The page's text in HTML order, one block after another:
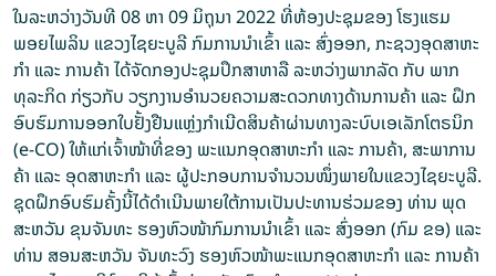
ໃນລະຫວ່າງ​ວັນ​ທີ 08 ຫາ 09 ມິ​ຖຸ​ນາ 2022 ທີ່ຫ້ອງປະຊຸມ​ຂອງ ໂຮງ​ແຮມ
ພອຍ​ໄພ​ລິນ ແຂວງ​ໄຊ​ຍະ​ບູ​ລີ ກົມ​ການ​ນຳ​ເຂົ້າ ແລະ ສົ່ງ​ອອກ, ກະ​ຊວງ​ອຸດ​ສາ​ຫະ​
ກຳ ແລະ ການ​ຄ້າ ໄດ້ຈັດກອງປະຊຸມປຶກສາຫາລື ລະຫວ່າງພາກລັດ ກັບ ພາກ
ທຸລະກິດ ກ່ຽວກັບ ວຽກ​ງານ​ອຳ​ນວຍ​ຄວາມ​ສະ​ດວກ​ທາງ​ດ້ານ​ການ​ຄ້າ ແລະ ຝຶກ
ອົບຮົມການອອກໃບຢັ້ງຢືນແຫຼ່ງກໍາເນີດສິນຄ້າຜ່ານທາງລະບົບເອເລັກໂຕຣນິກ
(e-CO) ໃຫ້​​ແກ່​ເຈົ້າ​ໜ້າ​ທີ່​ຂອງ ພະ​ແນກ​ອຸດ​ສາ​ຫະ​ກຳ ແລະ ການ​ຄ້າ, ສະ​ພາ​ການ​
ຄ້າ ແລະ ອຸດ​ສາ​ຫະກຳ ແລະ ຜູ້​ປະ​ກອບ​ການ​ຈຳ​ນວນ​ໜຶ່ງ​ພາຍ​ໃນ​ແຂວງໄຊ​ຍະ​ບູ​ລີ.
ຊຸດຝຶກອົບຮົມຄັ້ງ​ນີ້ໄດ້ດຳເນີນພາຍໃຕ້ການເປັນປະທານ​ຮ່ວມຂອງ ທ່ານ ພຸດ​
ສະ​ຫວັນ ຂຸນ​ຈັນ​ທະ ຮອງຫົວໜ້າກົມກ​ານ​ນຳ​ເຂົ້າ ແລະ ສົ່ງ​ອອກ (ກົມ ຂອ) ແລະ
ທ່ານ ສອນ​ສະ​ຫວັນ ຈັນ​ທະ​ວົງ ຮອງຫົວໜ້າພະແນກອຸດສາຫະ​ກຳ ແລະ ການ​ຄ້າ​